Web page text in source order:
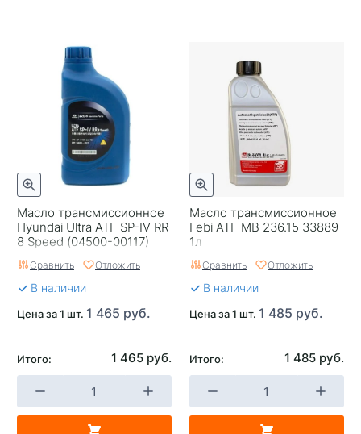
Масло трансмиссионное
Hyundai Ultra ATF SP-IV RR
8 Speed (04500-00117)
Корея 1л
Сравнить Отложить
В наличии
Цена за 1 шт. 1 465 руб.
Итого: 1 465 руб.
Масло трансмиссионное
Febi ATF MB 236.15 33889
1л
Сравнить Отложить
В наличии
Цена за 1 шт. 1 485 руб.
Итого: 1 485 руб.